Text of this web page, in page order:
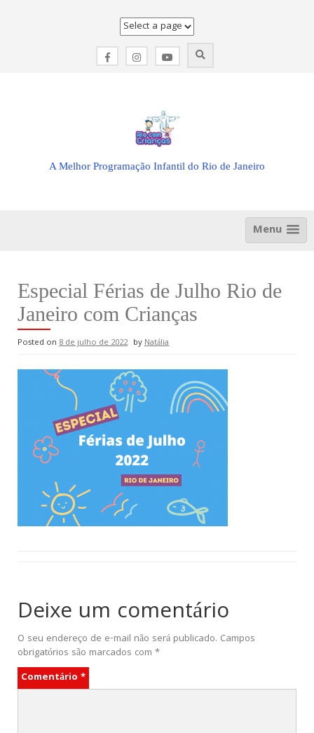
A Melhor Programação Infantil do Rio de Janeiro
Menu
Especial Férias de Julho Rio de
Janeiro com Crianças
Posted on 8 de julho de 2022 byNatália
Deixe um comentário
O seu endereço de e-mail não será publicado. Campos
obrigatórios são marcados com *
Comentário *